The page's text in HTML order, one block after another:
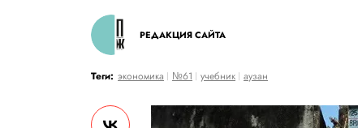
РЕДАКЦИЯ САЙТА
Теги: экономика №61 учебник аузан